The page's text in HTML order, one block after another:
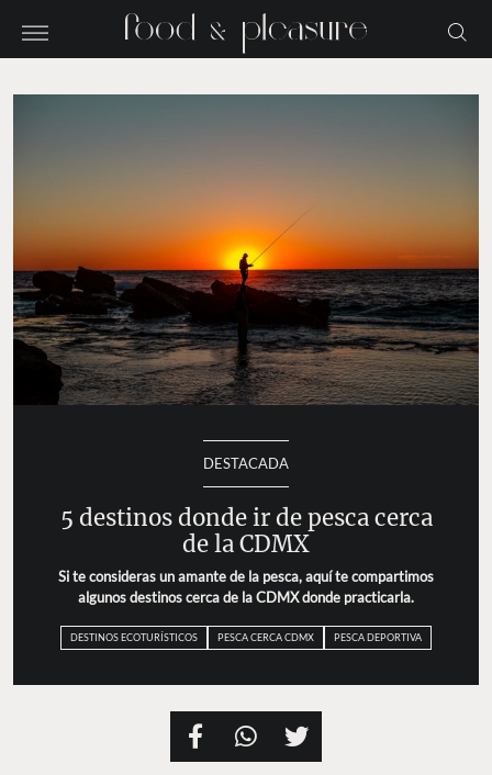
DESTACADA
5 destinos donde ir de pesca cerca
de la CDMX
Si te consideras un amante de la pesca, aquí te compartimos
algunos destinos cerca de la CDMX donde practicarla.
DESTINOS ECOTURÍSTICOS PESCA CERCA CDMX PESCA DEPORTIVA